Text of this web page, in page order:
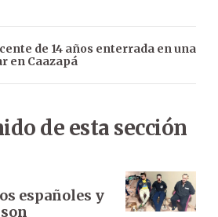
de 14 años enterrada en una
en Caazapá
de esta sección
españoles y